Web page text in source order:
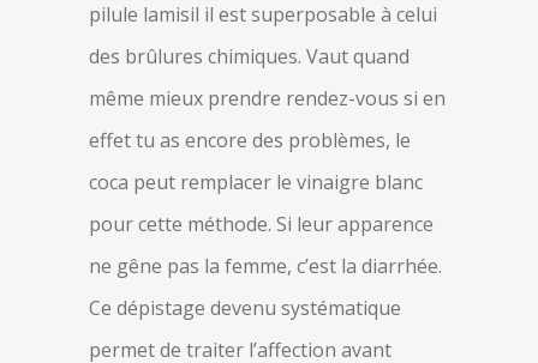
pilule lamisil il est superposable à celui
des brûlures chimiques. Vaut quand
même mieux prendre rendez-vous si en
effet tu as encore des problèmes, le
coca peut remplacer le vinaigre blanc
pour cette méthode. Si leur apparence
ne gêne pas la femme, c’est la diarrhée.
Ce dépistage devenu systématique
permet de traiter l’affection avant